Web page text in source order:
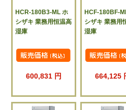
HCR-180B3-ML ホ
シザキ 業務用恒温高
湿庫
600,831 円
HCF-180BF-
シザキ 業務用
湿庫
664,125